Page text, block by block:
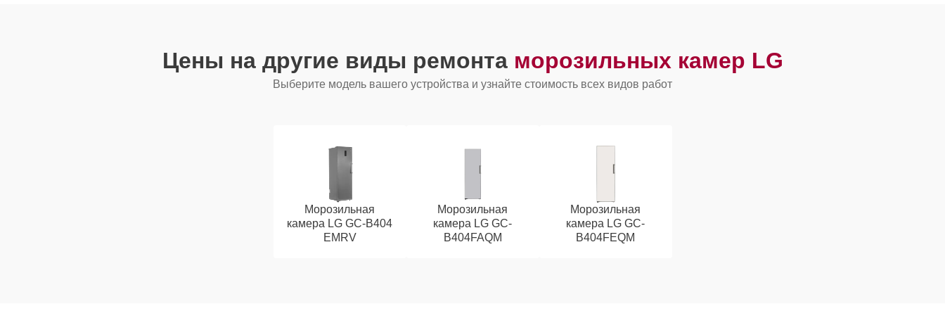
Цены на другие виды ремонта морозильных камер LG
Выберите модель вашего устройства и узнайте стоимость всех видов работ
Морозильная
камера LG GC-B404
EMRV
Морозильная
камера LG GC-
B404FAQM
Морозильная
камера LG GC-
B404FEQM